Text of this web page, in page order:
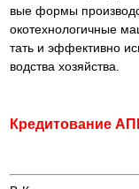
вые формы
окотехнологичные
тать и эффективно
водства хозяйства.
Кредитование